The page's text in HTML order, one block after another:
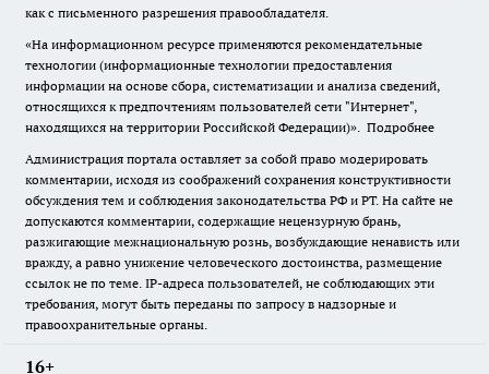
как с письменного разрешения правообладателя.
«На информационном ресурсе применяются рекомендательные
технологии (информационные технологии предоставления
информации на основе сбора, систематизации и анализа сведений,
относящихся к предпочтениям пользователей сети "Интернет",
находящихся на территории Российской Федерации)». Подробнее
Администрация портала оставляет за собой право модерировать
комментарии, исходя из соображений сохранения конструктивности
обсуждения тем и соблюдения законодательства РФ и РТ. На сайте не
допускаются комментарии, содержащие нецензурную брань,
разжигающие межнациональную рознь, возбуждающие ненависть или
вражду, а равно унижение человеческого достоинства, размещение
ссылок не по теме. IP-адреса пользователей, не соблюдающих эти
требования, могут быть переданы по запросу в надзорные и
правоохранительные органы.
16+